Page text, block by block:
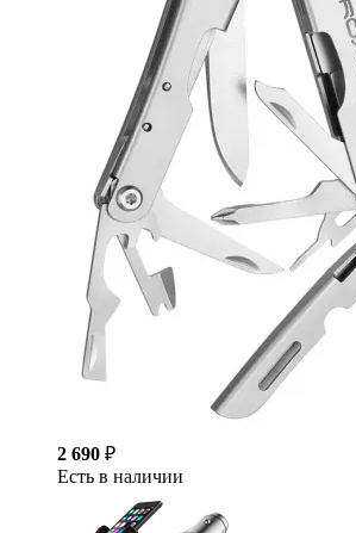
2 690 ₽
Есть в наличии